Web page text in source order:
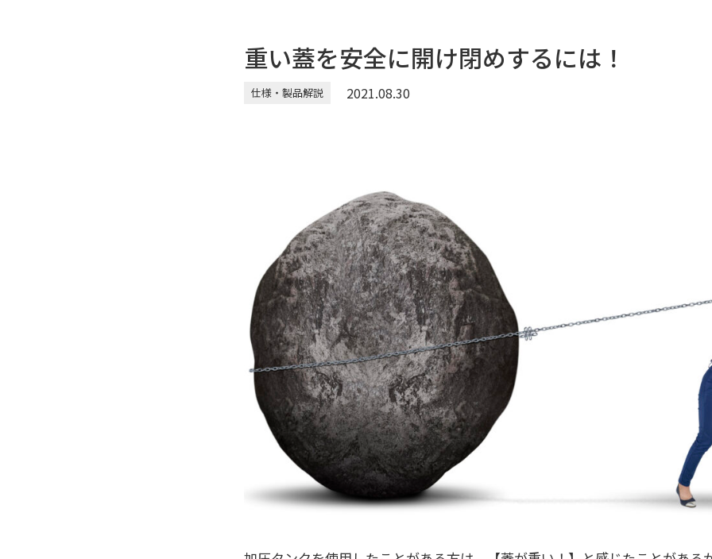
重い蓋を安全に開け閉めするには！
仕様・製品解説 2021.08.30